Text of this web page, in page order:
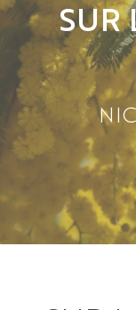
SUR